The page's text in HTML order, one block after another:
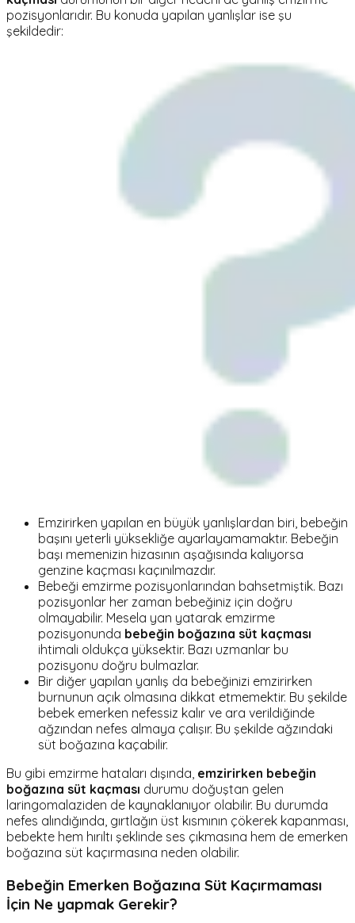
pozisyonlarıdır. Bu konuda yapılan yanlışlar ise şu
şekildedir:
Emzirirken yapılan en büyük yanlışlardan biri, bebeğin
başını yeterli yüksekliğe ayarlayamamaktır. Bebeğin
başı memenizin hizasının aşağısında kalıyorsa
genzine kaçması kaçınılmazdır.
Bebeği emzirme pozisyonlarından bahsetmiştik. Bazı
pozisyonlar her zaman bebeğiniz için doğru
olmayabilir. Mesela yan yatarak emzirme
pozisyonunda bebeğin boğazına süt kaçması
ihtimali oldukça yüksektir. Bazı uzmanlar bu
pozisyonu doğru bulmazlar.
Bir diğer yapılan yanlış da bebeğinizi emzirirken
burnunun açık olmasına dikkat etmemektir. Bu şekilde
bebek emerken nefessiz kalır ve ara verildiğinde
ağzından nefes almaya çalışır. Bu şekilde ağzındaki
süt boğazına kaçabilir.
Bu gibi emzirme hataları dışında, emzirirken bebeğin
boğazına süt kaçması durumu doğuştan gelen
laringomalaziden de kaynaklanıyor olabilir. Bu durumda
nefes alındığında, gırtlağın üst kısmının çökerek kapanması,
bebekte hem hırıltı şeklinde ses çıkmasına hem de emerken
boğazına süt kaçırmasına neden olabilir.
Bebeğin Emerken Boğazına Süt Kaçırmaması
İçin Ne yapmak Gerekir?